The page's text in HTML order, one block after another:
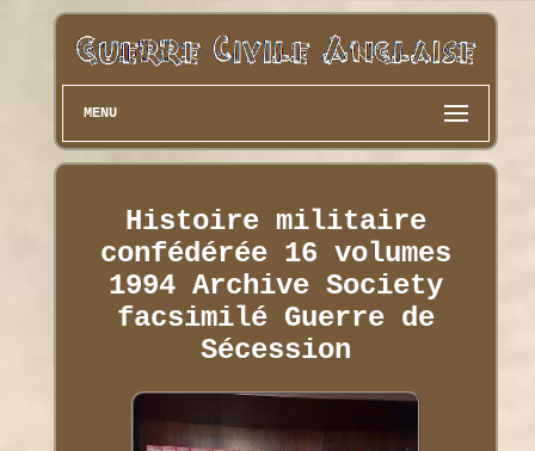
MENU
Histoire militaire
confédérée 16 volumes
1994 Archive Society
facsimilé Guerre de
Sécession